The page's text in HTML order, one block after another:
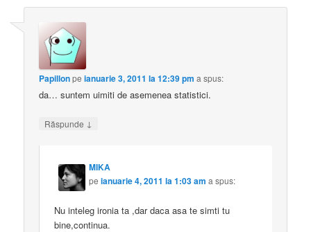
Papillonpeianuarie 3, 2011 la 12:39 pm a spus:
da… suntem uimiti de asemenea statistici.
Răspunde ↓
MIKA
peianuarie 4, 2011 la 1:03 am a spus:
Nu inteleg ironia ta ,dar daca asa te simti tu
bine,continua.